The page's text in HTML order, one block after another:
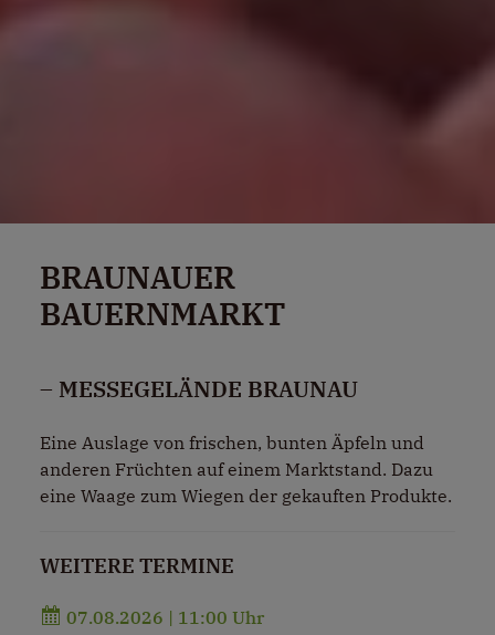
BRAUNAUER
BAUERNMARKT
– MESSEGELÄNDE BRAUNAU
Eine Auslage von frischen, bunten Äpfeln und
anderen Früchten auf einem Marktstand. Dazu
eine Waage zum Wiegen der gekauften Produkte.
WEITERE TERMINE
07.08.2026 | 11:00 Uhr